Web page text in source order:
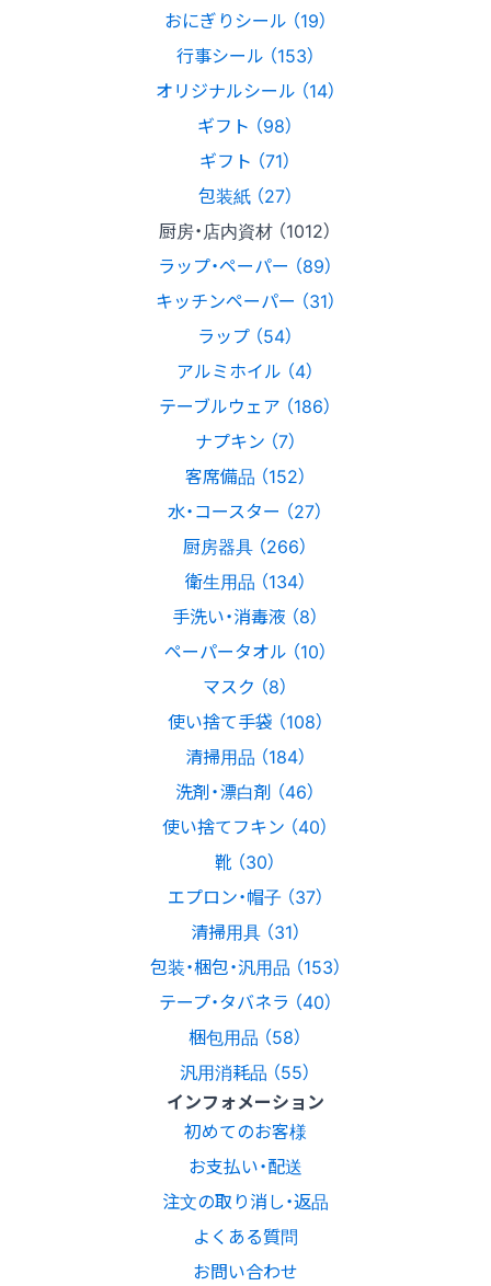
おにぎりシール （19）
行事シール （153）
オリジナルシール （14）
ギフト （98）
ギフト （71）
包装紙 （27）
厨房・店内資材 （1012）
ラップ・ペーパー （89）
キッチンペーパー （31）
ラップ （54）
アルミホイル （4）
テーブルウェア （186）
ナプキン （7）
客席備品 （152）
水・コースター （27）
厨房器具 （266）
衛生用品 （134）
手洗い・消毒液 （8）
ペーパータオル （10）
マスク （8）
使い捨て手袋 （108）
清掃用品 （184）
洗剤・漂白剤 （46）
使い捨てフキン （40）
靴 （30）
エプロン・帽子 （37）
清掃用具 （31）
包装・梱包・汎用品 （153）
テープ・タバネラ （40）
梱包用品 （58）
汎用消耗品 （55）
インフォメーション
初めてのお客様
お支払い・配送
注文の取り消し・返品
よくある質問
お問い合わせ